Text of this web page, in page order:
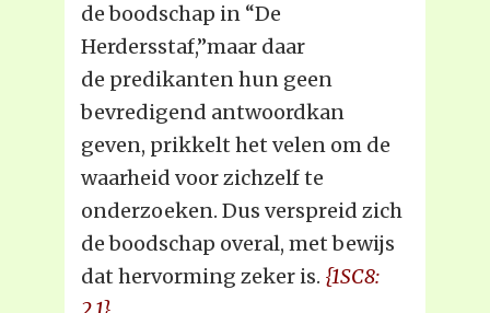
de boodschap in “De
Herdersstaf,”maar daar
de predikanten hun geen
bevredigend antwoordkan
geven, prikkelt het velen om de
waarheid voor zichzelf te
onderzoeken. Dus verspreid zich
de boodschap overal, met bewijs
dat hervorming zeker is. {1SC8: